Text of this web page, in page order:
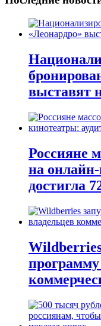
выставят
Россияне
на
достигла